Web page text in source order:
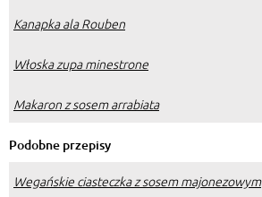
Kanapka ala Rouben
Włoska zupa minestrone
Makaron z sosem arrabiata
Podobne przepisy
Wegańskie ciasteczka z sosem majonezowym